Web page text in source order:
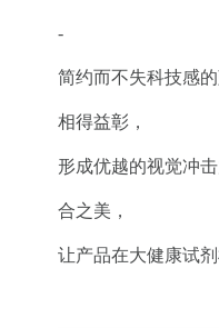
-
简约而不失科技感
相得益彰，
形成优越的视觉冲
合之美，
让产品在大健康试